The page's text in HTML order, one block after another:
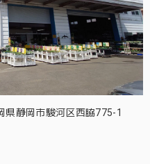
静岡市駿河区西脇775-1